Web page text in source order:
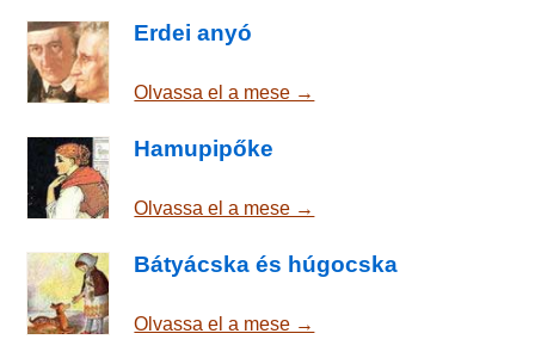
Erdei anyó
Olvassa el a mese →
Hamupipőke
Olvassa el a mese →
Bátyácska és húgocska
Olvassa el a mese →